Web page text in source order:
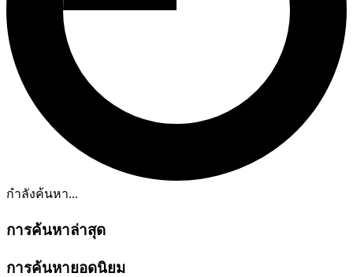
กำลังค้นหา...
การค้นหาล่าสุด
การค้นหายอดนิยม